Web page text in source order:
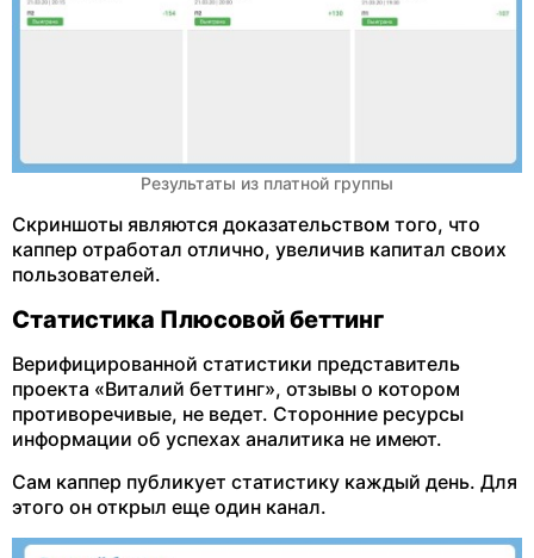
Результаты из платной группы
Скриншоты являются доказательством того, что
каппер отработал отлично, увеличив капитал своих
пользователей.
Статистика Плюсовой беттинг
Верифицированной статистики представитель
проекта «Виталий беттинг», отзывы о котором
противоречивые, не ведет. Сторонние ресурсы
информации об успехах аналитика не имеют.
Сам каппер публикует статистику каждый день. Для
этого он открыл еще один канал.